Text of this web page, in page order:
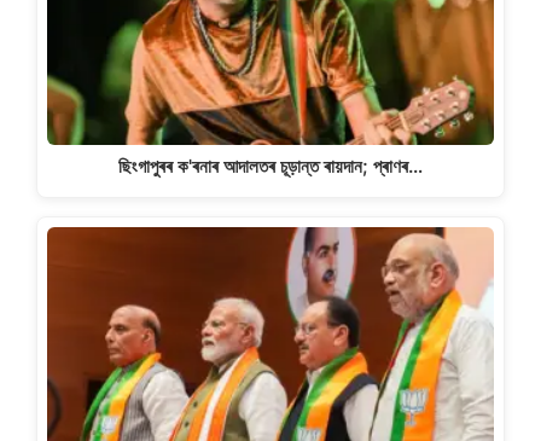
ছিংগাপুৰৰ ক'ৰনাৰ আদালতৰ চূড়ান্ত ৰায়দান; প্ৰাণৰ…